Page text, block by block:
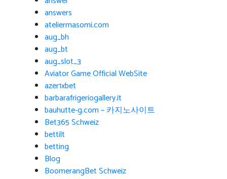
answers
ateliermasomi.com
aug_bh
aug_bt
aug_slot_3
Aviator Game Official WebSite
azer1xbet
barbarafrigeriogallery.it
bauhutte-g.com – 카지노사이트
Bet365 Schweiz
bettilt
betting
Blog
BoomerangBet Schweiz